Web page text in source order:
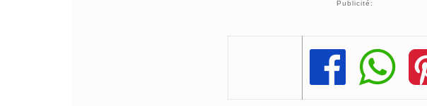
Publicité:
Share
Share
Share